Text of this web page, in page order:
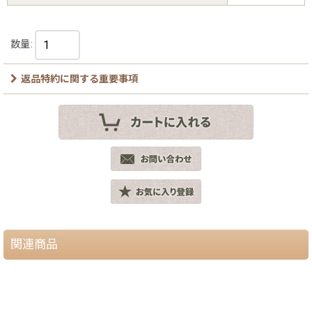
数量:
返品特約に関する重要事項
関連商品